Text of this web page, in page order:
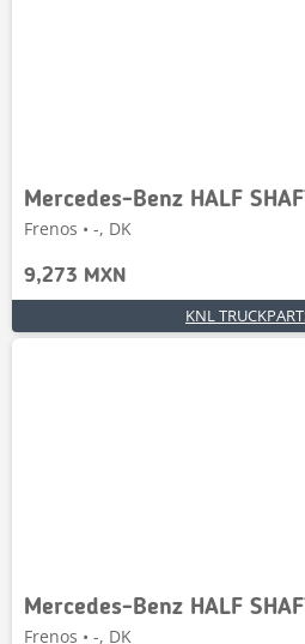
Frenos • -, DK
9,273 MXN
KNL
Mercedes-Benz HALF
Frenos • -, DK